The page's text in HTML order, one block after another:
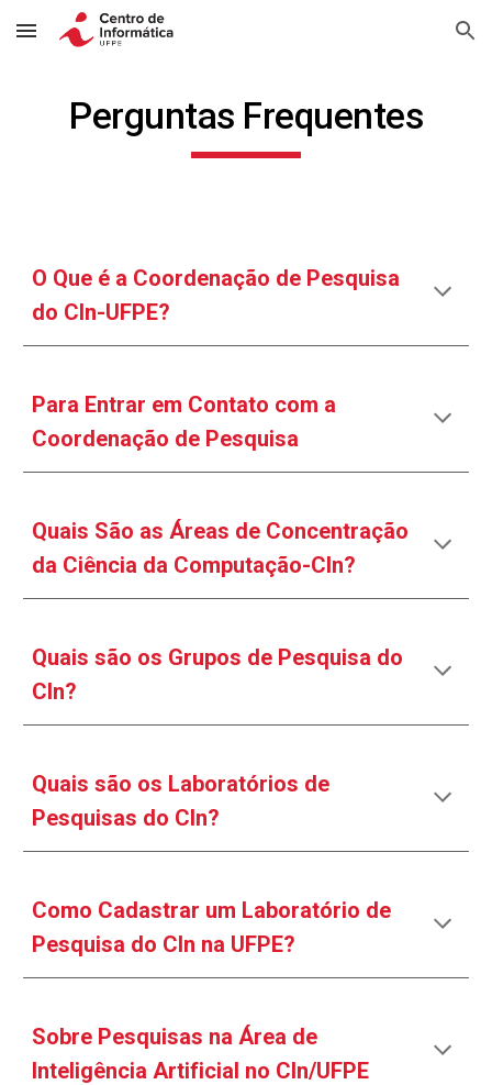
Skip to main content Skip to navigation
Perguntas Frequentes
O Que é a Coordenação de Pesquisa
do CIn-UFPE?
Para Entrar em Contato com a
Coordenação de Pesquisa
Quais São as Áreas de Concentração
da Ciência da Computação-CIn?
Quais são os Grupos de Pesquisa do
CIn?
Quais são os Laboratórios de
Pesquisas do CIn?
Como Cadastrar um Laboratório de
Pesquisa do CIn na UFPE?
Sobre Pesquisas na Área de
Inteligência Artificial no CIn/UFPE